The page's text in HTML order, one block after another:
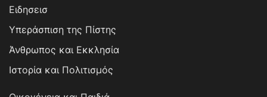
Ειδησεισ
Υπεράσπιση της Πίστης
Άνθρωπος και Εκκλησία
Ιστορία και Πολιτισμός